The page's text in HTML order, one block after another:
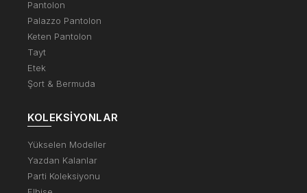
Pantolon
Palazzo Pantolon
Keten Pantolon
Tayt
Etek
Şort & Bermuda
KOLEKSIYONLAR
Yükselen Modeller
Yazdan Kalanlar
Parti Koleksiyonu